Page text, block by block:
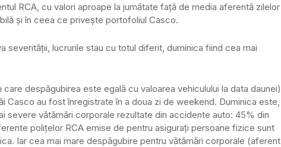
RCA, cu valori aproape la jumătate faţă de media aferentă zilelor
şi în ceea ce priveşte portofoliul Casco.
severităţii, lucrurile stau cu totul diferit, duminica fiind cea mai
despăgubirea este egală cu valoarea vehiculului la data daunei)
Casco au fost înregistrate în a doua zi de weekend. Duminica este,
severe vătămări corporale rezultate din accidente auto: 45% din
poliţelor RCA emise de pentru asiguraţi persoane fizice sunt
Iar cea mai mare despăgubire pentru vătămări corporale (aferent